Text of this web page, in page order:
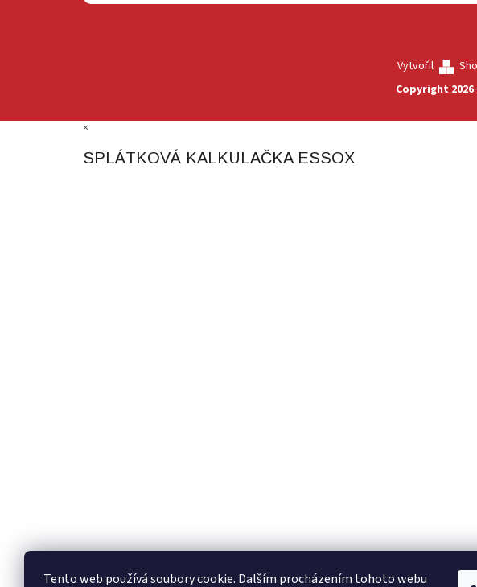
Tento web používá soubory cookie. Dalším procházením tohoto webu
Vytvořil
Copyright 2026
×
SPLÁTKOVÁ KALKULAČKA ESSOX